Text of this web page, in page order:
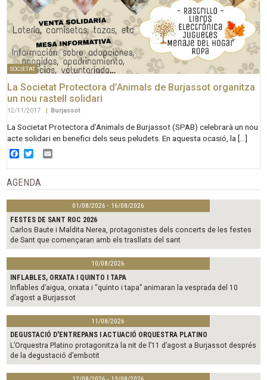
SOCIETAT
La Societat Protectora d’Animals de Burjassot organitza
un nou rastell solidari
12/11/2017 Burjassot
La Societat Protectora d’Animals de Burjassot (SPAB) celebrarà un nou
acte solidari en benefici dels seus peludets. En aquesta ocasió, la […]
Facebook
Twitter
AGENDA
01/08/2026 - 16/08/2026
FESTES DE SANT ROC 2026
Carlos Baute i Maldita Nerea, protagonistes dels concerts de les festes
de Sant que començaran amb els trasllats del sant
10/08/2026
INFLABLES, ORXATA I QUINTO I TAPA
Inflables d’aigua, orxata i “quinto i tapa” animaran la vesprada del 10
d’agost a Burjassot
11/08/2026
DEGUSTACIÓ D'ENTREPANS I ACTUACIÓ ORQUESTRA PLATINO
L’Orquestra Platino protagonitza la nit de l’11 d’agost a Burjassot després
de la degustació d’embotit